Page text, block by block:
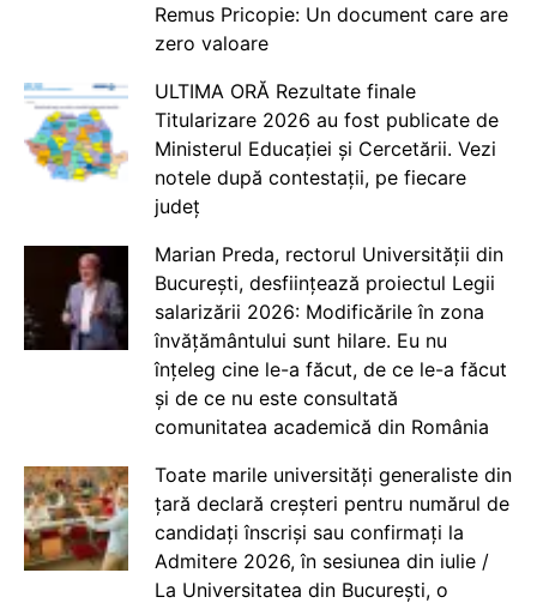
Remus Pricopie: Un document care are
zero valoare
ULTIMA ORĂ Rezultate finale
Titularizare 2026 au fost publicate de
Ministerul Educației și Cercetării. Vezi
notele după contestații, pe fiecare
județ
Marian Preda, rectorul Universității din
București, desființează proiectul Legii
salarizării 2026: Modificările în zona
învățământului sunt hilare. Eu nu
înțeleg cine le-a făcut, de ce le-a făcut
și de ce nu este consultată
comunitatea academică din România
Toate marile universități generaliste din
țară declară creșteri pentru numărul de
candidați înscriși sau confirmați la
Admitere 2026, în sesiunea din iulie /
La Universitatea din București, o